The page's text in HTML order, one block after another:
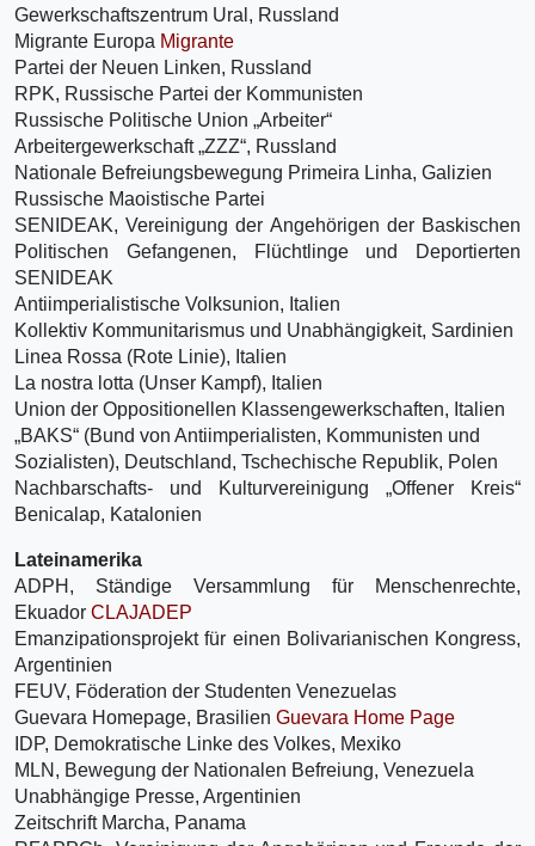
Gewerkschaftszentrum Ural, Russland
Migrante Europa Migrante
Partei der Neuen Linken, Russland
RPK, Russische Partei der Kommunisten
Russische Politische Union „Arbeiter“
Arbeitergewerkschaft „ZZZ“, Russland
Nationale Befreiungsbewegung Primeira Linha, Galizien
Russische Maoistische Partei
SENIDEAK, Vereinigung der Angehörigen der Baskischen
Politischen Gefangenen, Flüchtlinge und Deportierten
SENIDEAK
Antiimperialistische Volksunion, Italien
Kollektiv Kommunitarismus und Unabhängigkeit, Sardinien
Linea Rossa (Rote Linie), Italien
La nostra lotta (Unser Kampf), Italien
Union der Oppositionellen Klassengewerkschaften, Italien
„BAKS“ (Bund von Antiimperialisten, Kommunisten und
Sozialisten), Deutschland, Tschechische Republik, Polen
Nachbarschafts- und Kulturvereinigung „Offener Kreis“
Benicalap, Katalonien
Lateinamerika
ADPH, Ständige Versammlung für Menschenrechte,
Ekuador CLAJADEP
Emanzipationsprojekt für einen Bolivarianischen Kongress,
Argentinien
FEUV, Föderation der Studenten Venezuelas
Guevara Homepage, Brasilien Guevara Home Page
IDP, Demokratische Linke des Volkes, Mexiko
MLN, Bewegung der Nationalen Befreiung, Venezuela
Unabhängige Presse, Argentinien
Zeitschrift Marcha, Panama